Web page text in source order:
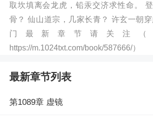
取坎填离会龙虎，铅汞交济求性命。
骨？ 仙山道宗，几家长青？ 许玄一朝
门最新章节请关注（
https://m.1024txt.com/book/587666/）
最新章节列表
第1089章 虚镜